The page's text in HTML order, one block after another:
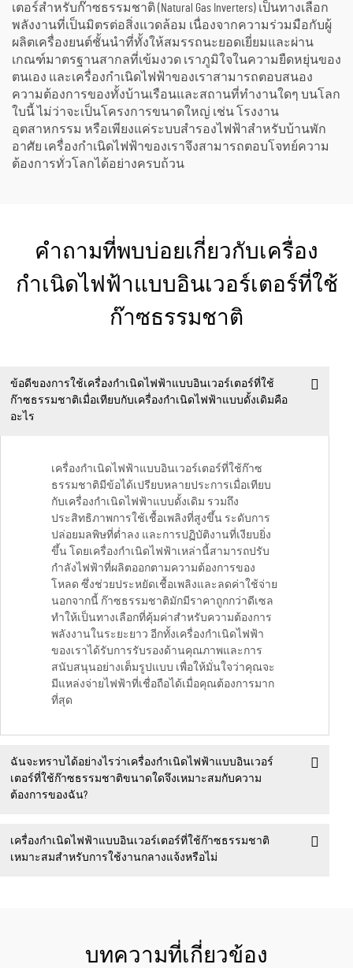
เตอร์สำหรับก๊าซธรรมชาติ (Natural Gas Inverters) เป็นทางเลือก
พลังงานที่เป็นมิตรต่อสิ่งแวดล้อม เนื่องจากความร่วมมือกับผู้
ผลิตเครื่องยนต์ชั้นนำที่ทั้งให้สมรรถนะยอดเยี่ยมและผ่าน
เกณฑ์มาตรฐานสากลที่เข้มงวด เราภูมิใจในความยืดหยุ่นของ
ตนเอง และเครื่องกำเนิดไฟฟ้าของเราสามารถตอบสนอง
ความต้องการของทั้งบ้านเรือนและสถานที่ทำงานใดๆ บนโลก
ใบนี้ ไม่ว่าจะเป็นโครงการขนาดใหญ่ เช่น โรงงาน
อุตสาหกรรม หรือเพียงแค่ระบบสำรองไฟฟ้าสำหรับบ้านพัก
อาศัย เครื่องกำเนิดไฟฟ้าของเราจึงสามารถตอบโจทย์ความ
ต้องการทั่วโลกได้อย่างครบถ้วน
คำถามที่พบบ่อยเกี่ยวกับเครื่อง
กำเนิดไฟฟ้าแบบอินเวอร์เตอร์ที่ใช้
ก๊าซธรรมชาติ
ข้อดีของการใช้เครื่องกำเนิดไฟฟ้าแบบอินเวอร์เตอร์ที่ใช้
ก๊าซธรรมชาติเมื่อเทียบกับเครื่องกำเนิดไฟฟ้าแบบดั้งเดิมคือ
อะไร
เครื่องกำเนิดไฟฟ้าแบบอินเวอร์เตอร์ที่ใช้ก๊าซ
ธรรมชาติมีข้อได้เปรียบหลายประการเมื่อเทียบ
กับเครื่องกำเนิดไฟฟ้าแบบดั้งเดิม รวมถึง
ประสิทธิภาพการใช้เชื้อเพลิงที่สูงขึ้น ระดับการ
ปล่อยมลพิษที่ต่ำลง และการปฏิบัติงานที่เงียบยิ่ง
ขึ้น โดยเครื่องกำเนิดไฟฟ้าเหล่านี้สามารถปรับ
กำลังไฟฟ้าที่ผลิตออกตามความต้องการของ
โหลด ซึ่งช่วยประหยัดเชื้อเพลิงและลดค่าใช้จ่าย
นอกจากนี้ ก๊าซธรรมชาติมักมีราคาถูกกว่าดีเซล
ทำให้เป็นทางเลือกที่คุ้มค่าสำหรับความต้องการ
พลังงานในระยะยาว อีกทั้งเครื่องกำเนิดไฟฟ้า
ของเราได้รับการรับรองด้านคุณภาพและการ
สนับสนุนอย่างเต็มรูปแบบ เพื่อให้มั่นใจว่าคุณจะ
มีแหล่งจ่ายไฟฟ้าที่เชื่อถือได้เมื่อคุณต้องการมาก
ที่สุด
ฉันจะทราบได้อย่างไรว่าเครื่องกำเนิดไฟฟ้าแบบอินเวอร์
เตอร์ที่ใช้ก๊าซธรรมชาติขนาดใดจึงเหมาะสมกับความ
ต้องการของฉัน?
เครื่องกำเนิดไฟฟ้าแบบอินเวอร์เตอร์ที่ใช้ก๊าซธรรมชาติ
เหมาะสมสำหรับการใช้งานกลางแจ้งหรือไม่
บทความที่เกี่ยวข้อง